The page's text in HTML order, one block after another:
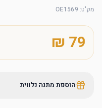
מק"ט:
OE1569
הוספת מתנה נלווית